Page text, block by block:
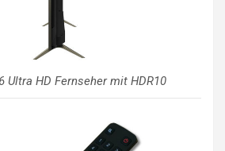
Ultra HD Fernseher mit HDR10